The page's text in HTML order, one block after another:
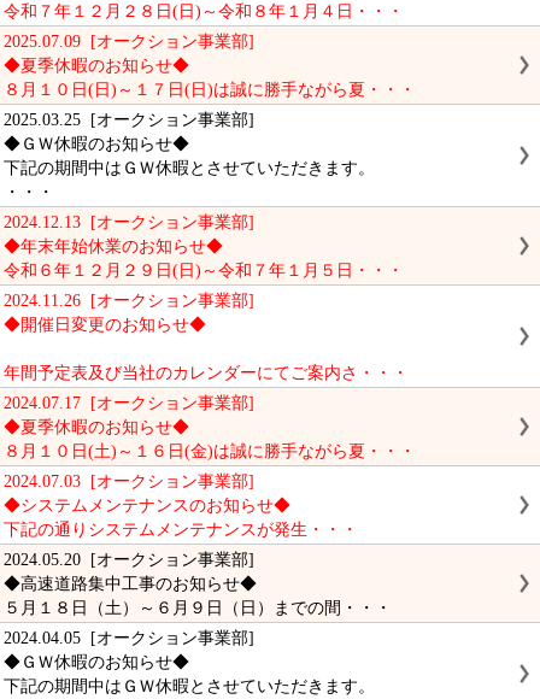
令和７年１２月２８日(日)～令和８年１月４日・・・
2025.07.09 [オークション事業部]
◆夏季休暇のお知らせ◆
８月１０日(日)～１７日(日)は誠に勝手ながら夏・・・
2025.03.25 [オークション事業部]
◆ＧＷ休暇のお知らせ◆
下記の期間中はＧＷ休暇とさせていただきます。
・・・
2024.12.13 [オークション事業部]
◆年末年始休業のお知らせ◆
令和６年１２月２９日(日)～令和７年１月５日・・・
2024.11.26 [オークション事業部]
◆開催日変更のお知らせ◆
年間予定表及び当社のカレンダーにてご案内さ・・・
2024.07.17 [オークション事業部]
◆夏季休暇のお知らせ◆
８月１０日(土)～１６日(金)は誠に勝手ながら夏・・・
2024.07.03 [オークション事業部]
◆システムメンテナンスのお知らせ◆
下記の通りシステムメンテナンスが発生・・・
2024.05.20 [オークション事業部]
◆高速道路集中工事のお知らせ◆
５月１８日（土）～６月９日（日）までの間・・・
2024.04.05 [オークション事業部]
◆ＧＷ休暇のお知らせ◆
下記の期間中はＧＷ休暇とさせていただきます。